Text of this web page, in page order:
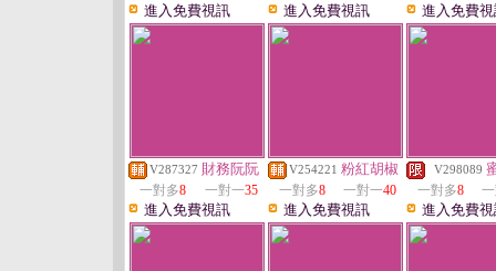
進入免費視訊 進入免費視訊 進入免費
V287327 財務阮阮
一對多8 一對一35
進入免費視訊
V254221 粉紅胡椒
一對多8 一對一40
進入免費視訊
V298089
一對多8
進入免費